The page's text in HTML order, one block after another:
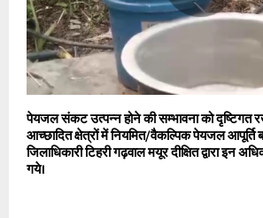
पेयजल संकट उत्पन्न होने की सम्भावना को
आच्छादित क्षेत्रों में नियमित/वैकल्पिक पेयजल
जिलाधिकारी टिहरी गढ़वाल मयूर दीक्षित द्वारा इन
गये।